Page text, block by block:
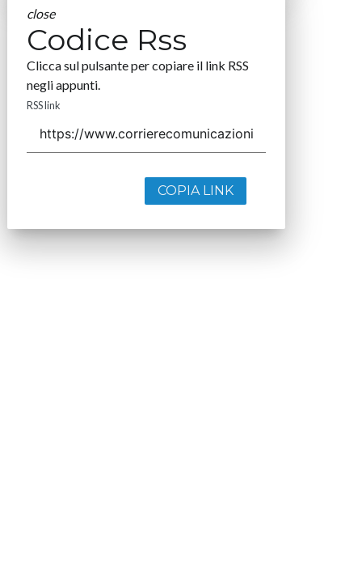
close
Codice Rss
Clicca sul pulsante per copiare il link RSS
negli appunti.
RSS link
COPIA LINK